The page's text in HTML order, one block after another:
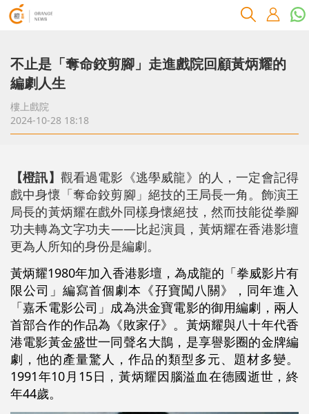
不止是「奪命鉸剪腳」走進戲院回顧黃炳耀的
編劇人生
樓上戲院
2024-10-28 18:18
【橙訊】 觀看過電影《逃學威龍》的人，一定會記得
戲中身懷「奪命鉸剪腳」絕技的王局長一角。飾演王
局長的黃炳耀在戲外同樣身懷絕技，然而技能從拳腳
功夫轉為文字功夫——比起演員，黃炳耀在香港影壇
更為人所知的身份是編劇。
黃炳耀1980年加入香港影壇，為成龍的「拳威影片有
限公司」編寫首個劇本《孖寶闖八關》，同年進入
「嘉禾電影公司」成為洪金寶電影的御用編劇，兩人
首部合作的作品為《敗家仔》。黃炳耀與八十年代香
港電影黃金盛世一同聲名大鵲，是享譽影圈的金牌編
劇，他的產量驚人，作品的類型多元、題材多變。
1991年10月15日，黃炳耀因腦溢血在德國逝世，終
年44歲。